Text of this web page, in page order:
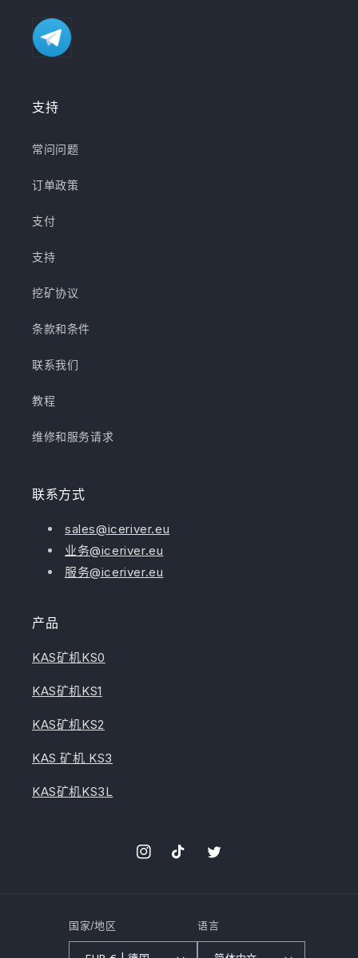
支持
常问问题
订单政策
支付
支持
挖矿协议
条款和条件
联系我们
教程
维修和服务请求
联系方式
sales@iceriver.eu
业务@iceriver.eu
服务@iceriver.eu
产品
KAS矿机KS0
KAS矿机KS1
KAS矿机KS2
KAS 矿机 KS3
KAS矿机KS3L
InstagramTikTok叽
喳
国家/地区 语言